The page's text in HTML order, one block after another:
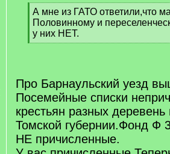
[
q
]
А мне из ГАТО ответили,что
Половинному и
у них НЕТ.
[
Про Барнаульский уезд
Посемейные списки
крестьян разных деревень
Томской губернии.Фонд Ф
НЕ причисленные.